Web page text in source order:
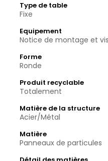
Type de table
Fixe
Equipement
Notice de montage et
Forme
Ronde
Produit recyclable
Totalement
Matière de la structure
Acier/Métal
Matière
Panneaux de particules